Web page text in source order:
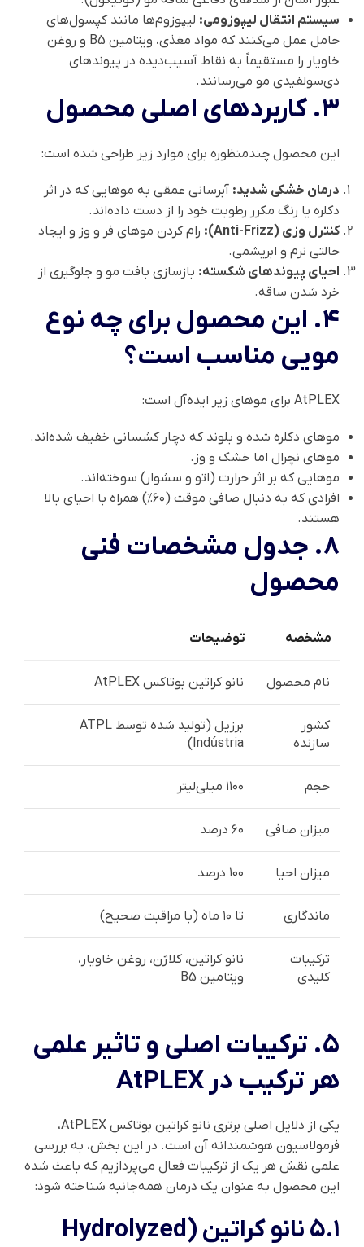
سیستم انتقال لیپوزومی: لیپوزوم‌ها مانند کپسول‌های
حامل عمل می‌کنند که مواد مغذی، ویتامین B5 و روغن
خاویار را مستقیماً به نقاط آسیب‌دیده در پیوندهای
دی‌سولفیدی مو می‌رسانند.
۳. کاربردهای اصلی محصول
این محصول چندمنظوره برای موارد زیر طراحی شده است:
درمان خشکی شدید: آبرسانی عمقی به موهایی که در اثر
دکلره یا رنگ مکرر رطوبت خود را از دست داده‌اند.
کنترل وزی (Anti-Frizz):
رام کردن موهای فر و وز و ایجاد
حالتی نرم و ابریشمی.
احیای پیوندهای شکسته: بازسازی بافت مو و جلوگیری از
خرد شدن ساقه.
۴. این محصول برای چه نوع
مویی مناسب است؟
AtPLEX برای موهای زیر ایده‌آل است:
موهای دکلره شده و بلوند که دچار کشسانی خفیف شده‌اند.
موهای نچرال اما خشک و وز.
موهایی که بر اثر حرارت (اتو و سشوار) سوخته‌اند.
افرادی که به دنبال صافی موقت (۶۰٪) همراه با احیای بالا
هستند.
۸. جدول مشخصات فنی
محصول
مشخصه توضیحات
نام محصول نانو کراتین بوتاکس AtPLEX
کشور
سازنده
برزیل (تولید شده توسط ATPL
Indústria)
حجم ۱۱۰۰ میلی‌لیتر
میزان صافی ۶۰ درصد
میزان احیا ۱۰۰ درصد
ماندگاری تا ۱۰ ماه (با مراقبت صحیح)
ترکیبات
کلیدی
نانو کراتین، کلاژن، روغن خاویار،
ویتامین B5
۵. ترکیبات اصلی و تاثیر علمی
هر ترکیب در AtPLEX
یکی از دلایل اصلی برتری نانو کراتین بوتاکس AtPLEX،
فرمولاسیون هوشمندانه آن است. در این بخش، به بررسی
علمی نقش هر یک از ترکیبات فعال می‌پردازیم که باعث شده
این محصول به عنوان یک درمان همه‌جانبه شناخته شود:
۵.۱ نانو کراتین (Hydrolyzed